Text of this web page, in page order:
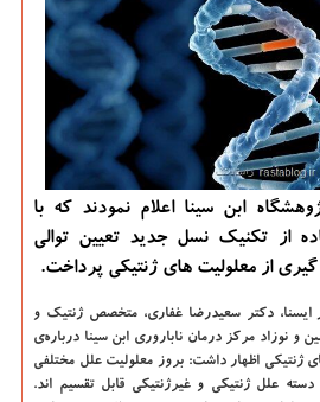
ابن سینا اعلام نمودند كه با
از تكنیك نسل جدید تعیین توالی
ایسنا،دكتر سعیدرضا غفاری، متخصص ژنتیك و
و نوزاد مركز درمان ناباروری ابن سینا درباره‌ی
ژنتیكی اظهار داشت: بروز معلولیت علل مختلفی
علل ژنتیكی و غیرژنتیكی قابل تقسیم اند.